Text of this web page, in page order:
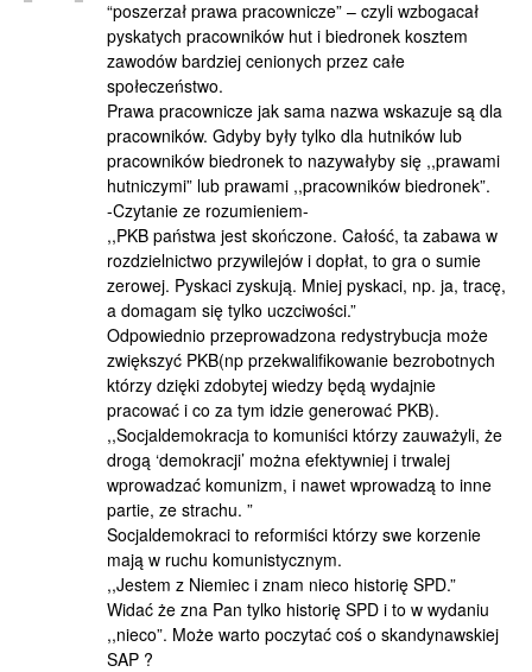
“poszerzał prawa pracownicze” – czyli wzbogacał
pyskatych pracowników hut i biedronek kosztem
zawodów bardziej cenionych przez całe
społeczeństwo.
Prawa pracownicze jak sama nazwa wskazuje są dla
pracowników. Gdyby były tylko dla hutników lub
pracowników biedronek to nazywałyby się ,,prawami
hutniczymi” lub prawami ,,pracowników biedronek”.
-Czytanie ze rozumieniem-
,,PKB państwa jest skończone. Całość, ta zabawa w
rozdzielnictwo przywilejów i dopłat, to gra o sumie
zerowej. Pyskaci zyskują. Mniej pyskaci, np. ja, tracę,
a domagam się tylko uczciwości.”
Odpowiednio przeprowadzona redystrybucja może
zwiększyć PKB(np przekwalifikowanie bezrobotnych
którzy dzięki zdobytej wiedzy będą wydajnie
pracować i co za tym idzie generować PKB).
,,Socjaldemokracja to komuniści którzy zauważyli, że
drogą ‘demokracji’ można efektywniej i trwalej
wprowadzać komunizm, i nawet wprowadzą to inne
partie, ze strachu. ”
Socjaldemokraci to reformiści którzy swe korzenie
mają w ruchu komunistycznym.
,,Jestem z Niemiec i znam nieco historię SPD.”
Widać że zna Pan tylko historię SPD i to w wydaniu
,,nieco”. Może warto poczytać coś o skandynawskiej
SAP ?